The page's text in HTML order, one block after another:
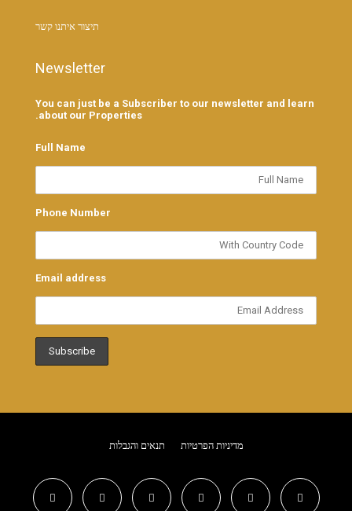
תיצור איתנו קשר
Newsletter
You can just be a Subscriber to our newsletter and learn
about our Properties.
Full Name
Phone Number
Email address
מדיניות הפרטיות תנאים והגבלות